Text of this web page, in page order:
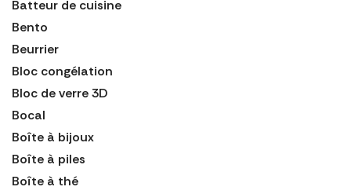
Batteur de cuisine
Bento
Beurrier
Bloc congélation
Bloc de verre 3D
Bocal
Boîte à bijoux
Boîte à piles
Boîte à thé